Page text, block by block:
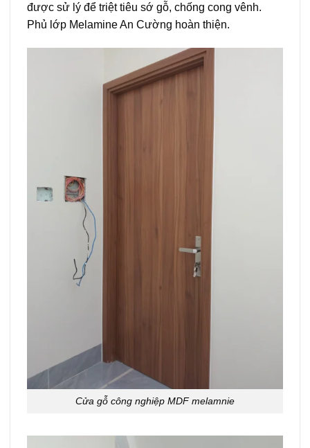
được sử lý để triệt tiêu sớ gỗ, chống cong vênh.
Phủ lớp Melamine An Cường hoàn thiện.
Cửa gỗ công nghiệp MDF melamnie